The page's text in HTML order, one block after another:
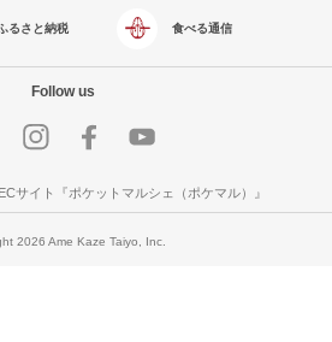
るさと納税 食べる通信
Follow us
サイト『ポケットマルシェ（ポケマル）』
2026 Ame Kaze Taiyo, Inc.